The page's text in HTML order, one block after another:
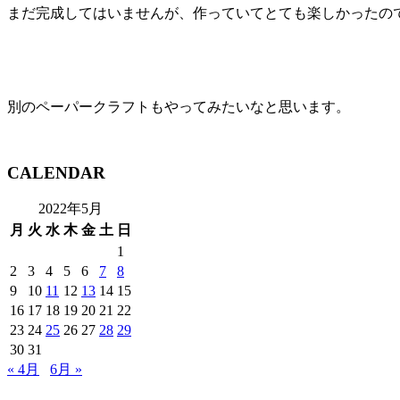
まだ完成してはいませんが、作っていてとても楽しかったの
別のペーパークラフトもやってみたいなと思います。
CALENDAR
2022年5月
月 火 水 木 金 土 日
1
2
3 4 5 6 7
8
9
10 11 12 13 14 15
16 17 18 19 20 21 22
23 24 25 26 27 28 29
30 31
« 4月
6月 »